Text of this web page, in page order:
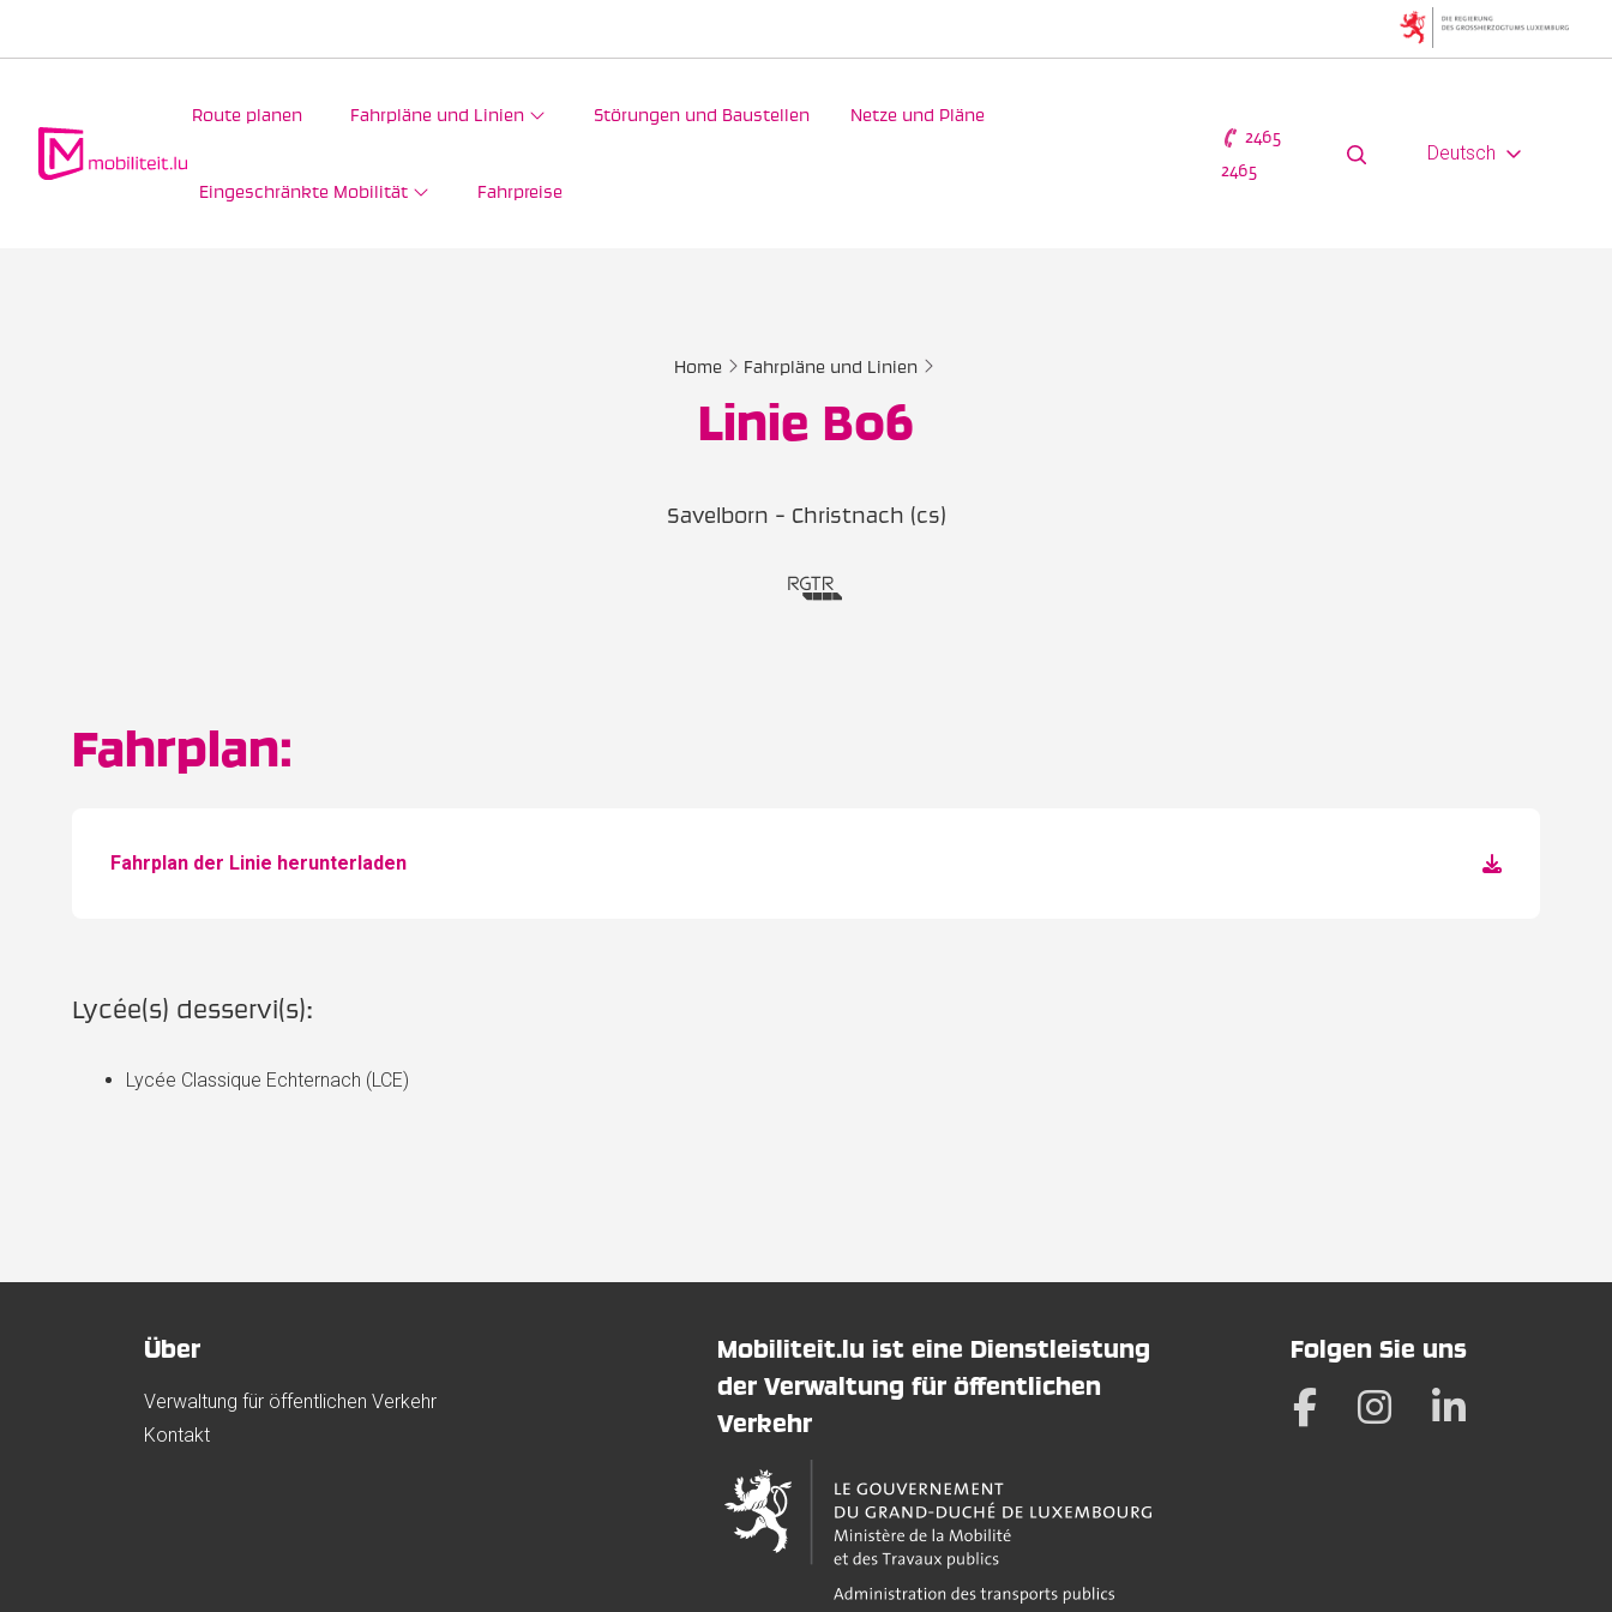
Route planen Fahrpläne und Linien Störungen und Baustellen Netze und Pläne
Eingeschränkte Mobilität Fahrpreise
2465
2465
Deutsch
Home Fahrpläne und Linien
Linie B06
Savelborn - Christnach (cs)
Fahrplan:
Fahrplan der Linie herunterladen
Lycée(s) desservi(s):
Lycée Classique Echternach (LCE)
Über
Verwaltung für öffentlichen Verkehr
Kontakt
Mobiliteit.lu ist eine Dienstleistung
der Verwaltung für öffentlichen
Verkehr
Folgen Sie uns